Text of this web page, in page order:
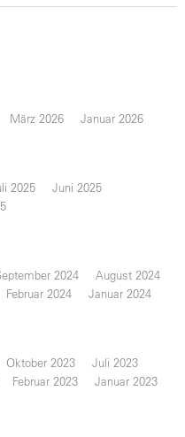
März 2026 Januar 2026
2025
Juni 2025
2024
August 2024
Februar 2024 Januar 2024
Oktober 2023
Juli 2023
Februar 2023 Januar 2023